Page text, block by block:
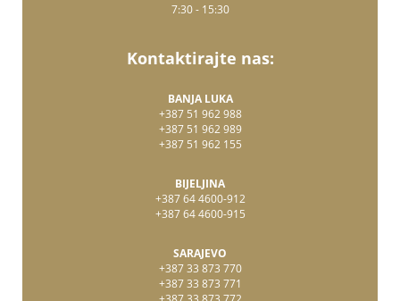
7:30 - 15:30
Kontaktirajte nas:
BANJA LUKA
+387 51 962 988
+387 51 962 989
+387 51 962 155
BIJELJINA
+387 64 4600-912
+387 64 4600-915
SARAJEVO
+387 33 873 770
+387 33 873 771